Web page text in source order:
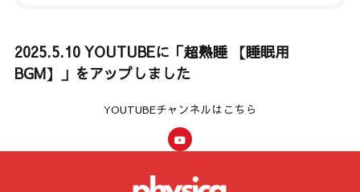
2025.5.10 YOUTUBEに「超熟睡 【睡眠用
BGM】」をアップしました
YOUTUBEチャンネルはこちら